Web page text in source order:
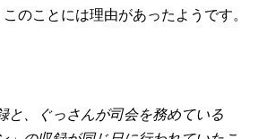
のことには理由があったようです。
と、ぐっさんが司会を務めている